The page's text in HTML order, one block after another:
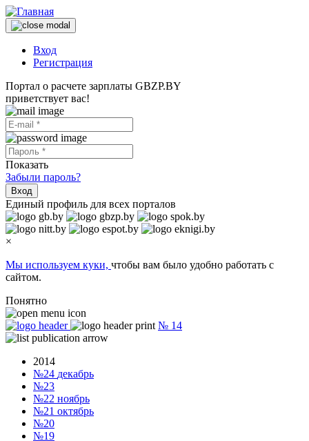
Вход
Регистрация
Портал о расчете зарплаты GBZP.BY
приветствует вас!
Показать
Забыли пароль?
Вход
Единый профиль для всех порталов
×
Мы используем куки, чтобы вам было удобно работать с
сайтом.
Понятно
№ 14
2014
№24 декабрь
№23
№22 ноябрь
№21 октябрь
№20
№19